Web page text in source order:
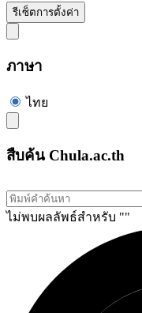
รีเซ็ตการตั้งค่า
ภาษา
ไทย
สืบค้น Chula.ac.th
ไม่พบผลลัพธ์สำหรับ ""